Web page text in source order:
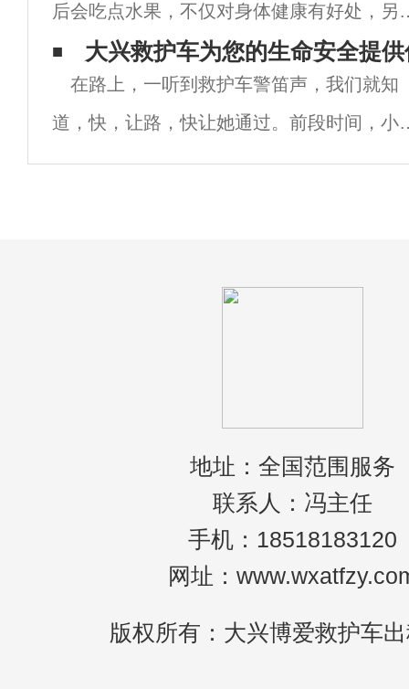
死亡した。”也是一条运动后猝死的
后会吃点水果，不仅对身体健康有好处，另
还可以美容养颜，这些都是水果中特有的，
是并不是所以人吃所以的水果都没有问题的
就像我们很多人喜欢吃的芒果来说，有些是
对
大兴救护车为您的生命安全提
在路上，一听到救护车警笛声，我们就知
道，快，让路，快让她通过。前段时间，小
看到朋友圈有个小伙伴说，在开车的时候，
地址：全国范围服务
联系人：冯主任
手机：18518183120
网址：
版权所有：大兴博爱救护车